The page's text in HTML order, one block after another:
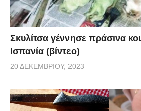
Σκυλίτσα γέννησε πράσινα
Ισπανία (βίντεο)
20 ΔΕΚΕΜΒΡΊΟΥ, 2023